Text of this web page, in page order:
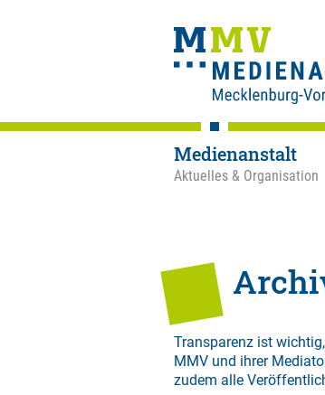
Medienanstalt
Aktuelles & Organisation
Transparenz ist
MMV und ihrer
zudem alle